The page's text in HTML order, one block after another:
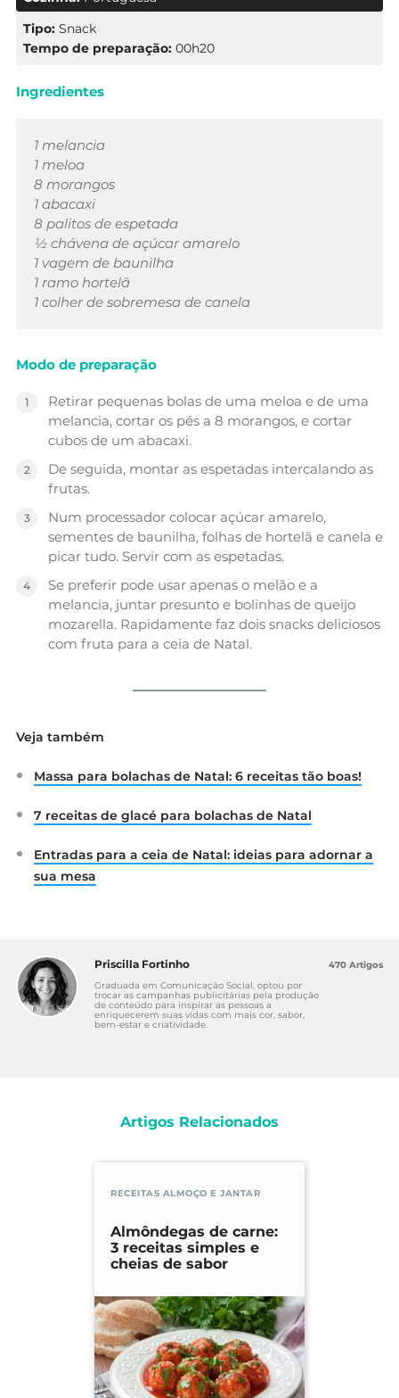
Tipo: Snack
Tempo de preparação: 00h20
Ingredientes
1 melancia
1 meloa
8 morangos
1 abacaxi
8 palitos de espetada
½ chávena de açúcar amarelo
1 vagem de baunilha
1 ramo hortelã
1 colher de sobremesa de canela
Modo de preparação
Retirar pequenas bolas de uma meloa e de uma
melancia, cortar os pés a 8 morangos, e cortar
cubos de um abacaxi.
De seguida, montar as espetadas intercalando as
frutas.
Num processador colocar açúcar amarelo,
sementes de baunilha, folhas de hortelã e canela e
picar tudo. Servir com as espetadas.
Se preferir pode usar apenas o melão e a
melancia, juntar presunto e bolinhas de queijo
mozarella. Rapidamente faz dois snacks deliciosos
com fruta para a ceia de Natal.
Veja também
Massa para bolachas de Natal: 6 receitas tão boas!
7 receitas de glacé para bolachas de Natal
Entradas para a ceia de Natal: ideias para adornar a
sua mesa
Priscilla Fortinho
Graduada em Comunicação Social, optou por
trocar as campanhas publicitárias pela produção
de conteúdo para inspirar as pessoas a
enriquecerem suas vidas com mais cor, sabor,
bem-estar e criatividade.
470 Artigos
Artigos Relacionados
RECEITAS ALMOÇO E JANTAR
Almôndegas de carne:
3 receitas simples e
cheias de sabor